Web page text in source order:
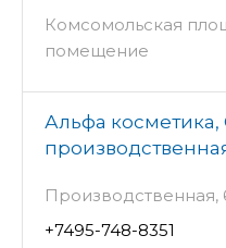
Комсомольская
помещение
Альфа
Производственная,
+7495-748-8351